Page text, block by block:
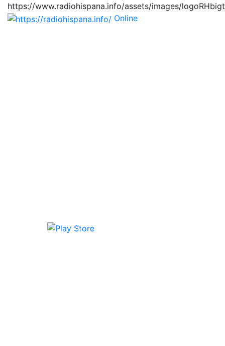
https://www.radiohispana.info/assets/images/
Online